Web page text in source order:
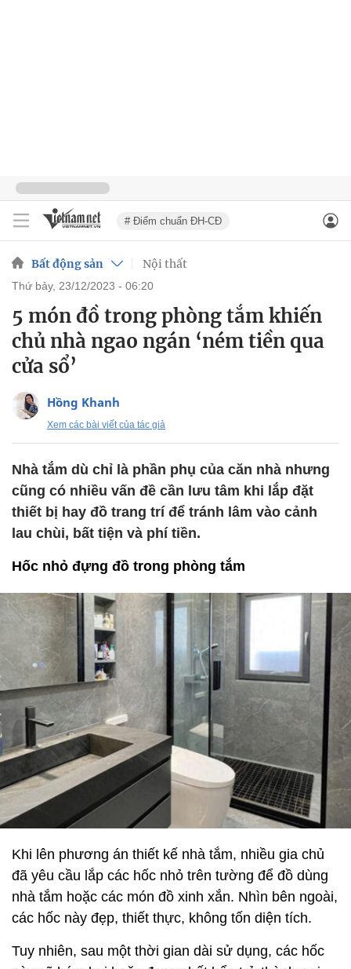
# Điểm chuẩn ĐH-CĐ
Bất động sản Nội thất
thứ bảy, 23/12/2023 - 06:20
5 món đồ trong phòng tắm khiến
chủ nhà ngao ngán ‘ném tiền qua
cửa sổ’
Hồng Khanh
Xem các bài viết của tác giả
Nhà tắm dù chỉ là phần phụ của căn nhà nhưng
cũng có nhiều vấn đề cần lưu tâm khi lắp đặt
thiết bị hay đồ trang trí để tránh lâm vào cảnh
lau chùi, bất tiện và phí tiền.
Hốc nhỏ đựng đồ trong phòng tắm
Khi lên phương án thiết kế nhà tắm, nhiều gia chủ
đã yêu cầu lắp các hốc nhỏ trên tường để đồ dùng
nhà tắm hoặc các món đồ xinh xắn. Nhìn bên ngoài,
các hốc này đẹp, thiết thực, không tốn diện tích.
Tuy nhiên, sau một thời gian dài sử dụng, các hốc